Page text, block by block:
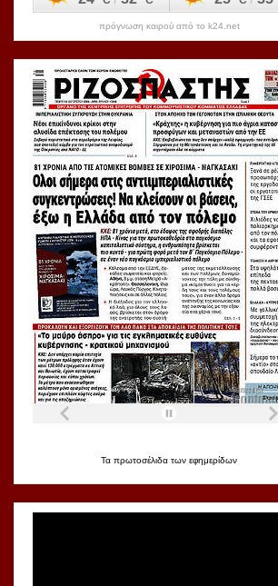
πρόγνωση καιρού από το k24.net
Τα πρωτοσέλιδα των εφημερίδων